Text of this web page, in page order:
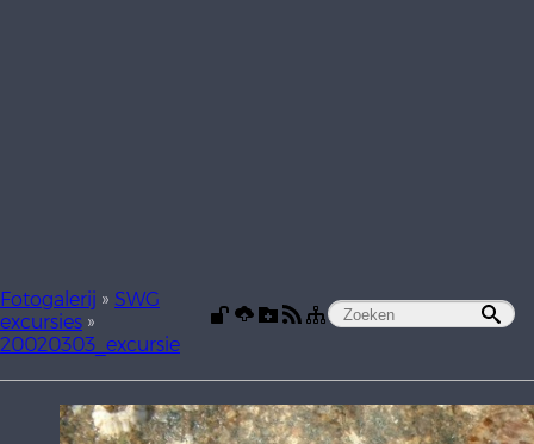
Fotogalerij » SWG
excursies »
20020303_excursie